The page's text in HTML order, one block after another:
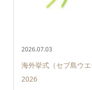
2026.07.03
海外挙式（セブ島ウ
2026